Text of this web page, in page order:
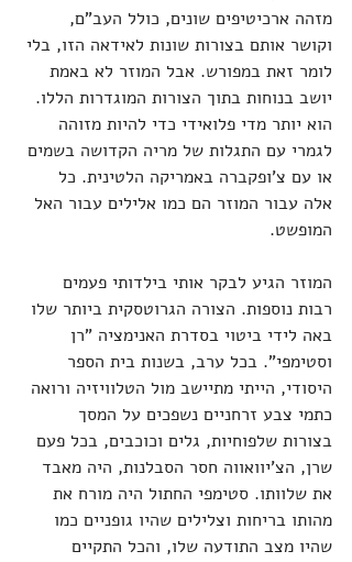
מזהה ארכיטיפים שונים, כולל העב"ם,
וקושר אותם בצורות שונות לאידאה הזו, בלי
לומר זאת במפורש. אבל המוזר לא באמת
יושב בנוחות בתוך הצורות המוגדרות הללו.
הוא יותר מדי פלואידי כדי להיות מזוהה
לגמרי עם התגלות של מריה הקדושה בשמים
או עם צ'ופקברה באמריקה הלטינית. כל
אלה עבור המוזר הם כמו אלילים עבור האל
המופשט.
המוזר הגיע לבקר אותי בילדותי פעמים
רבות נוספות. הצורה הגרוטסקית ביותר שלו
באה לידי ביטוי בסדרת האנימציה "רן
וסטימפי". בכל ערב, בשנות בית הספר
היסודי, הייתי מתיישב מול הטלוויזיה ורואה
כתמי צבע זרחניים נשפכים על המסך
בצורות שלפוחיות, גלים וכוכבים, בכל פעם
שרן, הצ'יוואווה חסר הסבלנות, היה מאבד
את שלוותו. סטימפי החתול היה מורח את
מהותו בריחות וצלילים שהיו גופניים כמו
שהיו מצב התודעה שלו, והכל התקיים